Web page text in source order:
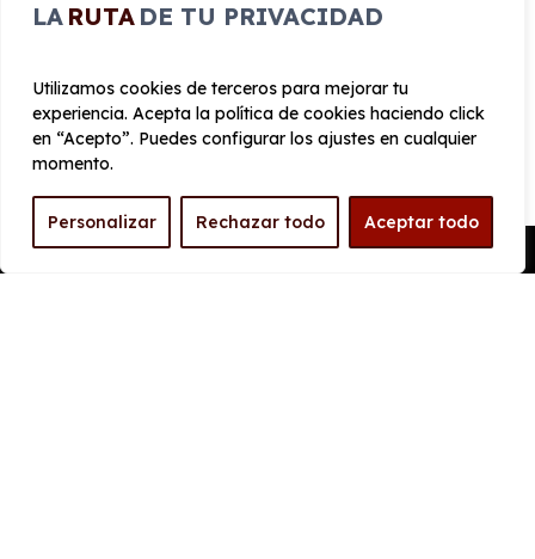
LA RUTA DE TU PRIVACIDAD
Utilizamos cookies de terceros para mejorar tu
experiencia. Acepta la política de cookies haciendo click
en “Acepto”. Puedes configurar los ajustes en cualquier
momento.
Personalizar Rechazar todo Aceptar todo
CONSUMO Y EMISIONES
Emisiones
39 g/km
Pedir Presupuesto